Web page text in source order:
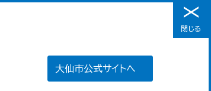
メニュー
大仙市公式サイトへ
閉じる